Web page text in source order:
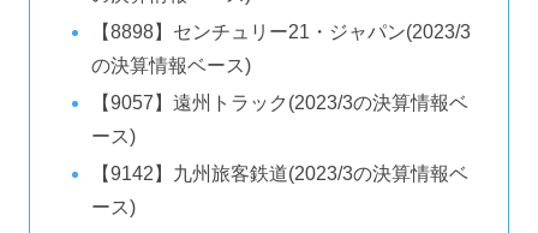
【8898】センチュリー21・ジャパン(2023/3
の決算情報ベース)
【9057】遠州トラック(2023/3の決算情報ベ
ース)
【9142】九州旅客鉄道(2023/3の決算情報ベ
ース)